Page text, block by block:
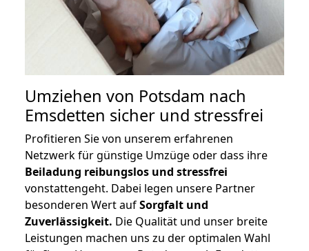
Umziehen von Potsdam nach
Emsdetten sicher und stressfrei
Profitieren Sie von unserem erfahrenen
Netzwerk für günstige Umzüge oder dass ihre
Beiladung reibungslos und stressfrei
vonstattengeht. Dabei legen unsere Partner
besonderen Wert aufSorgfalt und
Zuverlässigkeit. Die Qualität und unser breite
Leistungen machen uns zu der optimalen Wahl